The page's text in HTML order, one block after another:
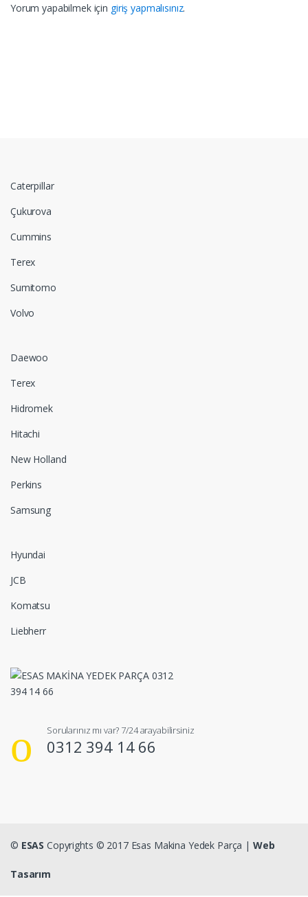
Yorum yapabilmek için giriş yapmalısınız.
Caterpillar
Çukurova
Cummins
Terex
Sumitomo
Volvo
Daewoo
Terex
Hidromek
Hitachi
New Holland
Perkins
Samsung
Hyundai
JCB
Komatsu
Liebherr
Sorularınız mı var? 7/24 arayabilirsiniz
0312 394 14 66
© ESAS Copyrights © 2017 Esas Makina Yedek Parça | Web
Tasarım